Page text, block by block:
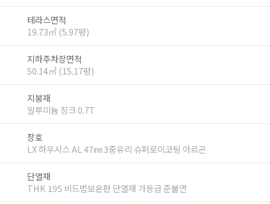
테라스면적
19.73㎡ (5.97평)
지하주차장면적
50.14㎡ (15.17평)
지붕재
알루미늄 징크 0.7T
창호
LX 하우시스 AL 47㎜ 3중유리 슈퍼로이코팅 아르곤
단열재
THK 195 비드법보온판 단열재 가등급 준불연